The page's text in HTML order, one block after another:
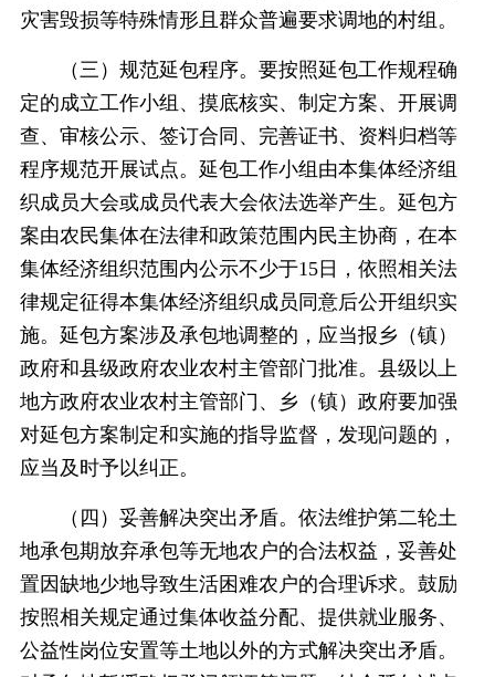
灾害毁损等特殊情形且群众普遍要求调地的村组。
（三）规范延包程序。要按照延包工作规程确
定的成立工作小组、摸底核实、制定方案、开展调
查、审核公示、签订合同、完善证书、资料归档等
程序规范开展试点。延包工作小组由本集体经济组
织成员大会或成员代表大会依法选举产生。延包方
案由农民集体在法律和政策范围内民主协商，在本
集体经济组织范围内公示不少于15日，依照相关法
律规定征得本集体经济组织成员同意后公开组织实
施。延包方案涉及承包地调整的，应当报乡（镇）
政府和县级政府农业农村主管部门批准。县级以上
地方政府农业农村主管部门、乡（镇）政府要加强
对延包方案制定和实施的指导监督，发现问题的，
应当及时予以纠正。
（四）妥善解决突出矛盾。依法维护第二轮土
地承包期放弃承包等无地农户的合法权益，妥善处
置因缺地少地导致生活困难农户的合理诉求。鼓励
按照相关规定通过集体收益分配、提供就业服务、
公益性岗位安置等土地以外的方式解决突出矛盾。